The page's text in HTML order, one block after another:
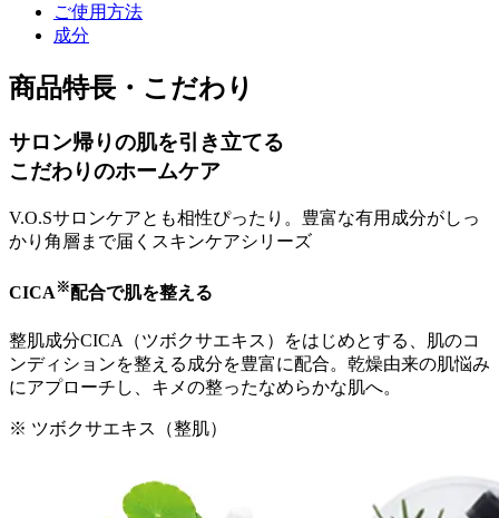
ご使用方法
成分
商品特長・こだわり
サロン帰りの肌を引き立てる
こだわりのホームケア
V.O.Sサロンケアとも相性ぴったり。豊富な有用成分がしっ
かり角層まで届くスキンケアシリーズ
CICA ※配合で肌を整える
整肌成分CICA（ツボクサエキス）をはじめとする、肌のコ
ンディションを整える成分を豊富に配合。乾燥由来の肌悩み
にアプローチし、キメの整ったなめらかな肌へ。
※ ツボクサエキス（整肌）